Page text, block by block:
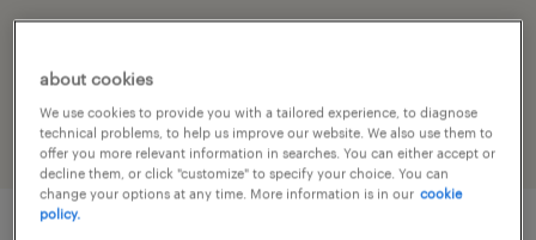
engineering
about cookies
We use cookies to provide you with a tailored experience, to diagnose
technical problems, to help us improve our website. We also use them to
offer you more relevant information in searches. You can either accept or
decline them, or click "customize" to specify your choice. You can
change your options at any time. More information is in our cookie
policy.